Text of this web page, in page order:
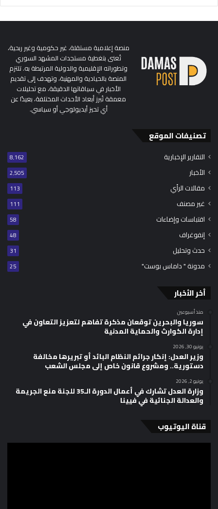
منصة إعلامية مستقلة، غير حكومية وغير ربحية،
تُعنى بتغطية مستجدات المشهد السوري
وتطوراته الإقليمية والدولية المرتبطة به. تلتزم
المنصة بالحيادية والمهنية، وتهدف إلى تقديم
الأخبار في سياقاتها الدقيقة، مع تحليلات
معمقة تُبرز أبعاد الأحداث المختلفة، بعيدًا عن
أي تحيز أيديولوجي أو سياسي.
تصنيفات الموقع
التقارير الإخبارية 8٬162
الأخبار 2٬505
مقالات الرأي 113
غير مصنف 111
اقتباسات وإضاءات 58
إنفوغراف 48
حدث وتحليل 31
مدونة " داماس بوست" 25
أخر الأخبار
منذ أسبوعين
سوريا والبحرين توقعان مذكرة تفاهم لتعزيز التعاون في
إدارة الكوارث والحماية المدنية
يونيو 30, 2026
وزير العدل: إنكار جرائم النظام البائد أو تبريرها مخالفة
دستورية.. ومشروع قانون خاص إلى مجلس الشعب
يونيو 2, 2026
وزارة العدل تشارك في أعمال الدورة الـ35 للجنة منع الجريمة
والعدالة الجنائية في فيينا
قناة اليوتيوب